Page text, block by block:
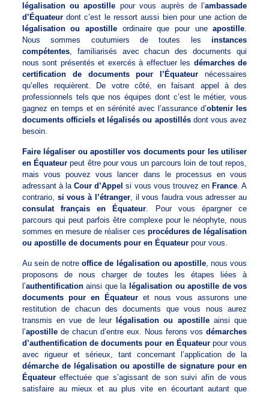
légalisation ou apostille pour vous auprès de l’ambassade
d’Équateurdont c’est le ressort aussi bien pour une action de
légalisation ou apostille ordinaire que pour uneapostille.
Nous sommes coutumiers de toutes lesinstances
compétentes, familiarisés avec chacun des documents qui
nous sont présentés et exercés à effectuer les démarches de
certification de documents pour l’Équateur nécessaires
qu’elles requièrent. De votre côté, en faisant appel à des
professionnels tels que nos équipes dont c’est le métier, vous
gagnez en temps et en sérénité avec l’assurance d’obtenir les
documents officiels et légalisés ou apostillésdont vous avez
besoin.
Faire légaliser ou apostiller vos documents pour les utiliser
en Équateur peut être pour vous un parcours loin de tout repos,
mais vous pouvez vous lancer dans le processus en vous
adressant à laCour d’Appel si vous vous trouvez en France. A
contrario, si vous à l’étranger, il vous faudra vous adresser au
consulat français en Équateur. Pour vous épargner ce
parcours qui peut parfois être complexe pour le néophyte, nous
sommes en mesure de réaliser ces procédures de légalisation
ou apostille de documents pour en Équateurpour vous.
Au sein de notreoffice de légalisation ou apostille, nous vous
proposons de nous charger de toutes les étapes liées à
l’authentificationainsi que la légalisation ou apostille de vos
documents pour en Équateuret nous vous assurons une
restitution de chacun des documents que vous nous aurez
transmis en vue de leur
légalisation ou apostilleainsi que
l’apostillede chacun d’entre eux. Nous ferons vosdémarches
d’authentification de documents pour en Équateurpour vous
avec rigueur et sérieux, tant concernant l’application de la
démarche de légalisation ou apostille de signature pour en
Équateureffectuée que s’agissant de son suivi afin de vous
satisfaire au mieux et au plus vite en écourtant autant que